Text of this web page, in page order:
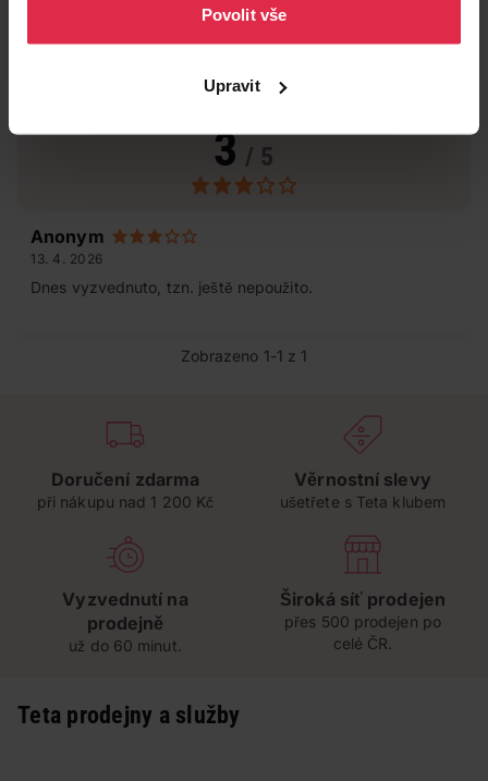
Povolit vše
Upravit
Hodnocení produktu(1)
3 / 5
Anonym
13. 4. 2026
Dnes vyzvednuto, tzn. ještě nepoužito.
Zobrazeno 1-1 z 1
Doručení zdarma
při nákupu nad 1 200 Kč
Věrnostní slevy
ušetřete s Teta klubem
Vyzvednutí na
prodejně
už do 60 minut.
Široká síť prodejen
přes 500 prodejen po
celé ČR.
Teta prodejny a služby